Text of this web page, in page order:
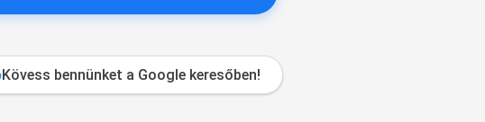
Kövess bennünket a Google keresőben!